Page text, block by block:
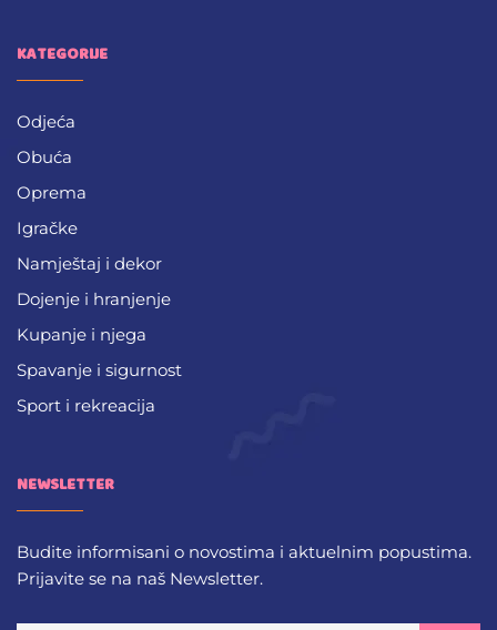
KATEGORIJE
Odjeća
Obuća
Oprema
Igračke
Namještaj i dekor
Dojenje i hranjenje
Kupanje i njega
Spavanje i sigurnost
Sport i rekreacija
NEWSLETTER
Budite informisani o novostima i aktuelnim popustima.
Prijavite se na naš Newsletter.